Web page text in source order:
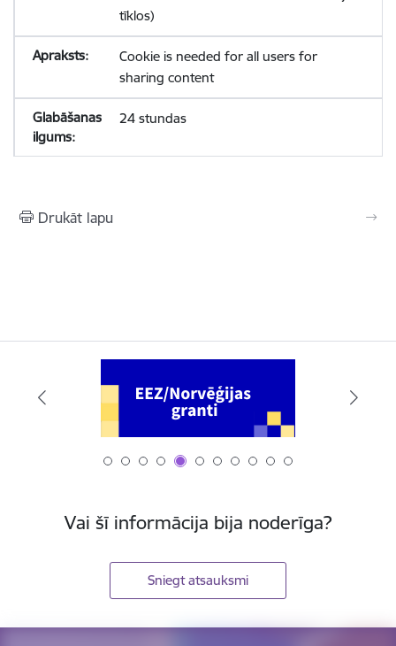
tīklos)
Cookie is needed for all users for
sharing content
24 stundas
Drukāt lapu
Vai šī informācija bija noderīga?
Sniegt atsauksmi